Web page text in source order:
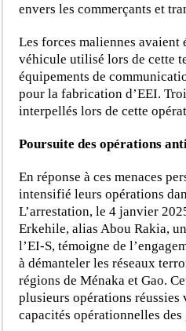
envers les commerçants et
Les forces maliennes avaient
véhicule utilisé lors de cette
équipements de
pour la fabrication d’EEI.
interpellés lors de cette
Poursuite des opérations
En réponse à ces menaces
intensifié leurs opérations
L’arrestation, le 4 janvier
Erkehile, alias Abou Rakia,
l’EI-S, témoigne de
à démanteler les réseaux
régions de Ménaka et Gao.
plusieurs opérations
capacités opérationnelles des